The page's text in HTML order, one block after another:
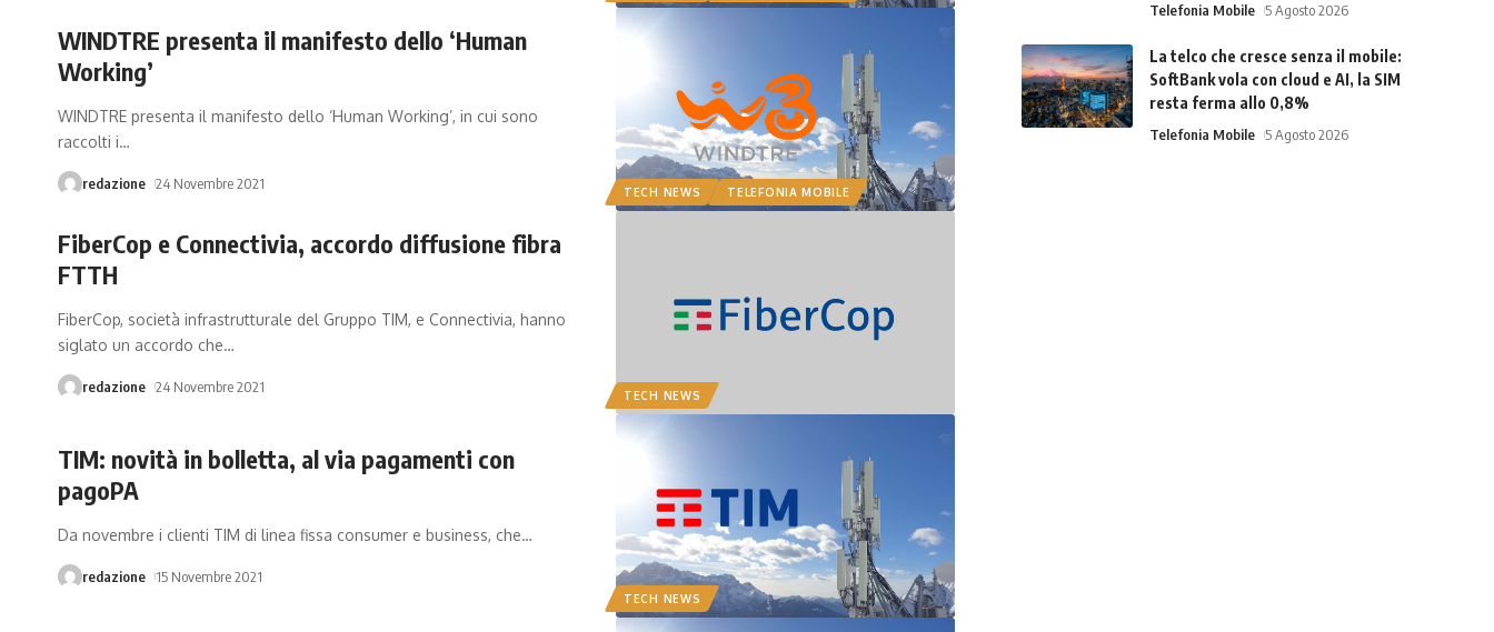
TECH NEWS TELEFONIA MOBILE
WINDTRE presenta il manifesto dello ‘Human
Working’
WINDTRE presenta il manifesto dello ‘Human Working’, in cui sono
raccolti i…
redazione 24 Novembre 2021
TECH NEWS
FiberCop e Connectivia, accordo diffusione fibra
FTTH
FiberCop, società infrastrutturale del Gruppo TIM, e Connectivia, hanno
siglato un accordo che…
redazione 24 Novembre 2021
TECH NEWS
TIM: novità in bolletta, al via pagamenti con
pagoPA
Da novembre i clienti TIM di linea fissa consumer e business, che…
redazione 15 Novembre 2021
Telefonia Mobile 5 Agosto 2026
La telco che cresce senza il mobile:
SoftBank vola con cloud e AI, la SIM
resta ferma allo 0,8%
Telefonia Mobile 5 Agosto 2026